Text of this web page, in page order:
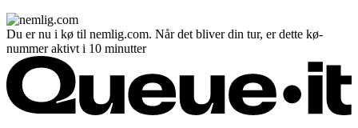
Du er nu i kø til nemlig.com. Når det bliver din tur, er dette kø-
nummer aktivt i 10 minutter